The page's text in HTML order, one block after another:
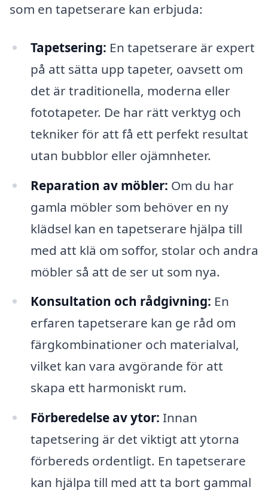
som en tapetserare kan erbjuda:
Tapetsering: En tapetserare är expert
på att sätta upp tapeter, oavsett om
det är traditionella, moderna eller
fototapeter. De har rätt verktyg och
tekniker för att få ett perfekt resultat
utan bubblor eller ojämnheter.
Reparation av möbler: Om du har
gamla möbler som behöver en ny
klädsel kan en tapetserare hjälpa till
med att klä om soffor, stolar och andra
möbler så att de ser ut som nya.
Konsultation och rådgivning: En
erfaren tapetserare kan ge råd om
färgkombinationer och materialval,
vilket kan vara avgörande för att
skapa ett harmoniskt rum.
Förberedelse av ytor: Innan
tapetsering är det viktigt att ytorna
förbereds ordentligt. En tapetserare
kan hjälpa till med att ta bort gammal